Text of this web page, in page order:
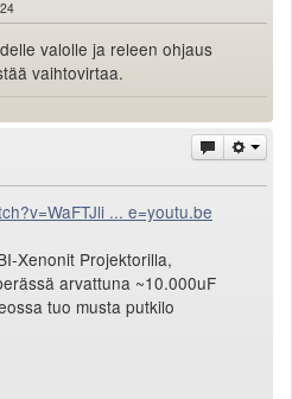
valolle ja releen ohjaus
vaihtovirtaa.
... e=youtu.be
Xenonit Projektorilla,
arvattuna ~10.000uF
tuo musta putkilo